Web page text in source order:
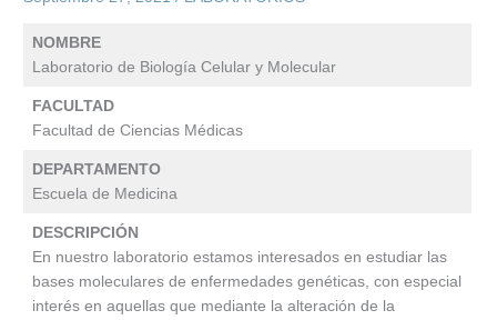
NOMBRE
Laboratorio de Biología Celular y Molecular
FACULTAD
Facultad de Ciencias Médicas
DEPARTAMENTO
Escuela de Medicina
DESCRIPCIÓN
En nuestro laboratorio estamos interesados en estudiar las
bases moleculares de enfermedades genéticas, con especial
interés en aquellas que mediante la alteración de la